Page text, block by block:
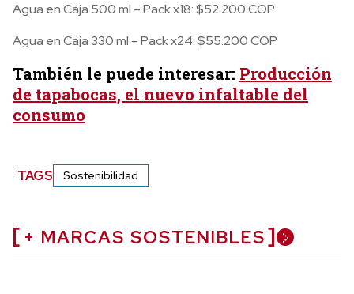
Agua en Caja 500 ml – Pack x18: $52.200 COP
Agua en Caja 330 ml – Pack x24: $55.200 COP
También le puede interesar: Producción
de tapabocas, el nuevo infaltable del
consumo
TAGS Sostenibilidad
+ MARCAS SOSTENIBLES